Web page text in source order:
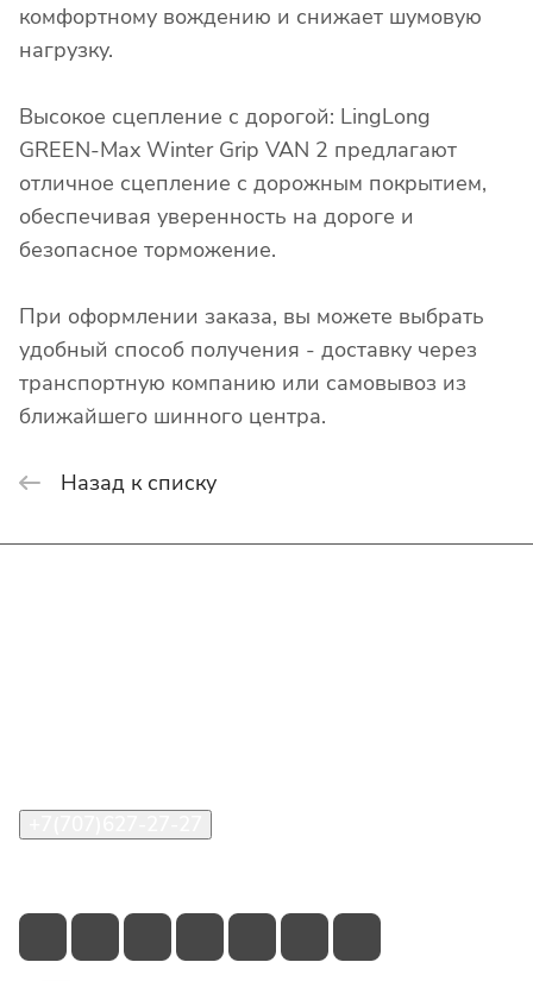
комфортному вождению и снижает шумовую
нагрузку.
Высокое сцепление с дорогой: LingLong
GREEN-Max Winter Grip VAN 2 предлагают
отличное сцепление с дорожным покрытием,
обеспечивая уверенность на дороге и
безопасное торможение.
При оформлении заказа, вы можете выбрать
удобный способ получения - доставку через
транспортную компанию или самовывоз из
ближайшего шинного центра.
Назад к списку